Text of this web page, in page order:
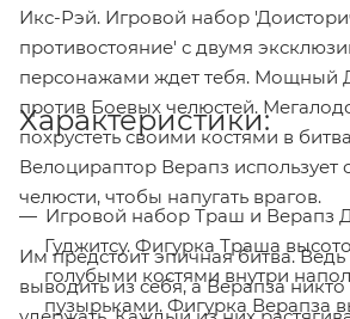
Икс-Рэй. Игровой набор
противостояние' с двумя
персонажами ждет тебя. Мощный
против Боевых челюстей.
похрустеть своими костями в
Велоцираптор Верапз использует
челюсти, чтобы напугать врагов.
Им предстоит эпичная битва.
выводить из себя, а Верапза
Характеристики:
Игровой набор Траш и Верапз
Гуджитсу. Фигурка Траша
голубыми костями внутри
пузырьками. Фигурка Верапза